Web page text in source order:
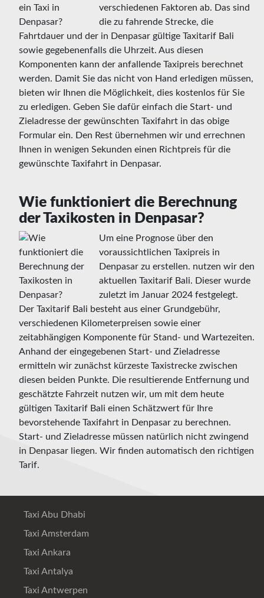
verschiedenen Faktoren ab. Das sind
die zu fahrende Strecke, die
Fahrtdauer und der in Denpasar gültige Taxitarif Bali
sowie gegebenenfalls die Uhrzeit. Aus diesen
Komponenten kann der anfallende Taxipreis berechnet
werden. Damit Sie das nicht von Hand erledigen müssen,
bieten wir Ihnen die Möglichkeit, dies kostenlos für Sie
zu erledigen. Geben Sie dafür einfach die Start- und
Zieladresse der gewünschten Taxifahrt in das obige
Formular ein. Den Rest übernehmen wir und errechnen
Ihnen in wenigen Sekunden einen Richtpreis für die
gewünschte Taxifahrt in Denpasar.
Wie funktioniert die Berechnung
der Taxikosten in Denpasar?
Um eine Prognose über den
voraussichtlichen Taxipreis in
Denpasar zu erstellen. nutzen wir den
aktuellen Taxitarif Bali. Dieser wurde
zuletzt im Januar 2024 festgelegt.
Der Taxitarif Bali besteht aus einer Grundgebühr,
verschiedenen Kilometerpreisen sowie einer
zeitabhängigen Komponente für Stand- und Wartezeiten.
Anhand der eingegebenen Start- und Zieladresse
ermitteln wir zunächst kürzeste Taxistrecke zwischen
diesen beiden Punkte. Die resultierende Entfernung und
geschätzte Fahrzeit nutzen wir, um mit dem heute
gültigen Taxitarif Bali einen Schätzwert für Ihre
bevorstehende Taxifahrt in Denpasar zu berechnen.
Start- und Zieladresse müssen natürlich nicht zwingend
in Denpasar liegen. Wir finden automatisch den richtigen
Tarif.
Taxi Abu Dhabi
Taxi Amsterdam
Taxi Ankara
Taxi Antalya
Taxi Antwerpen